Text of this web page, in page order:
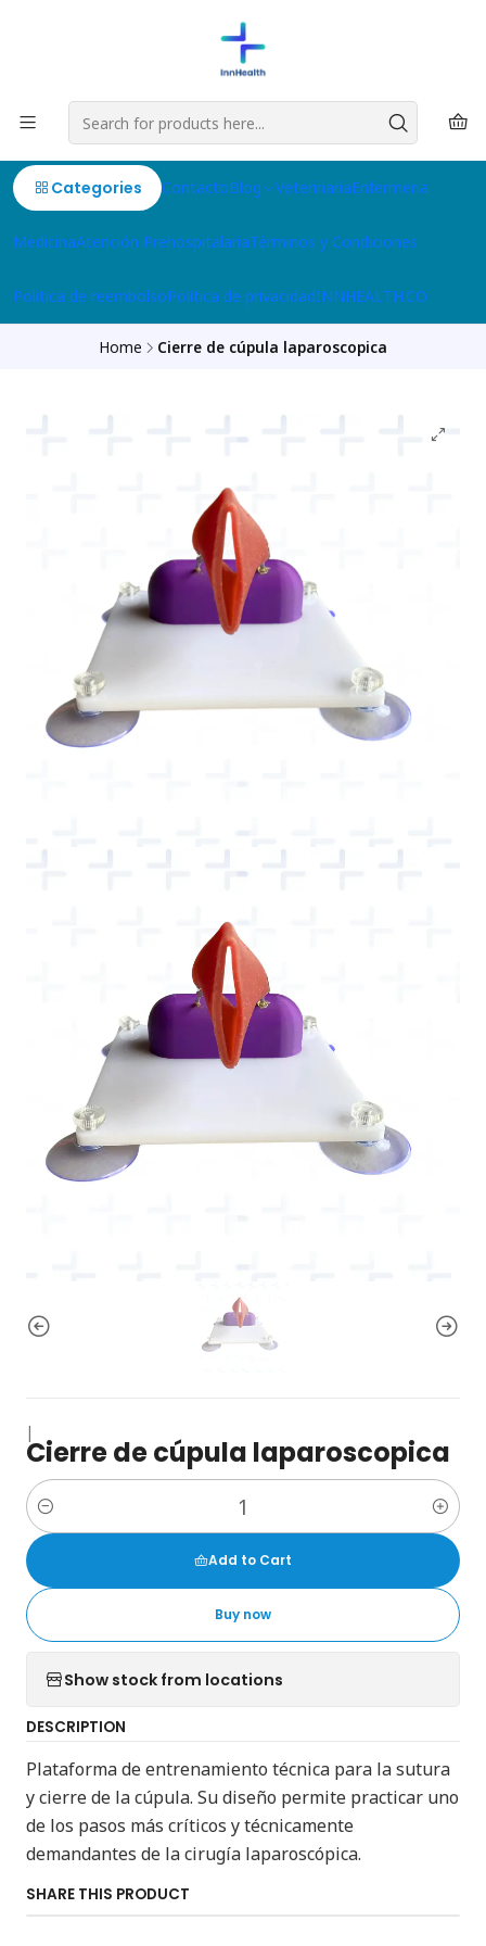
Categories ContactoBlog VeterinariaEnfermeria
MedicinaAtención PrehospitalariaTérminos y Condiciones
Politica de reembolsoPolítica de privacidadINNHEALTH.CO
Home Cierre de cúpula laparoscopica
|
Cierre de cúpula laparoscopica
Quantity
Add to Cart
Buy now
Show stock from locations
DESCRIPTION
Plataforma de entrenamiento técnica para la sutura
y cierre de la cúpula. Su diseño permite practicar uno
de los pasos más críticos y técnicamente
demandantes de la cirugía laparoscópica.
SHARE THIS PRODUCT